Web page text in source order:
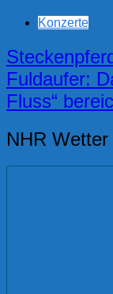
Konzerte
Fuldaufer:
Fluss“
NHR Wetter